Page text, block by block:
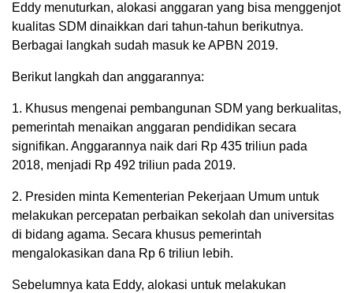
Eddy menuturkan, alokasi anggaran yang bisa menggenjot
kualitas SDM dinaikkan dari tahun-tahun berikutnya.
Berbagai langkah sudah masuk ke APBN 2019.
Berikut langkah dan anggarannya:
1. Khusus mengenai pembangunan SDM yang berkualitas,
pemerintah menaikan anggaran pendidikan secara
signifikan. Anggarannya naik dari Rp 435 triliun pada
2018, menjadi Rp 492 triliun pada 2019.
2. Presiden minta Kementerian Pekerjaan Umum untuk
melakukan percepatan perbaikan sekolah dan universitas
di bidang agama. Secara khusus pemerintah
mengalokasikan dana Rp 6 triliun lebih.
Sebelumnya kata Eddy, alokasi untuk melakukan